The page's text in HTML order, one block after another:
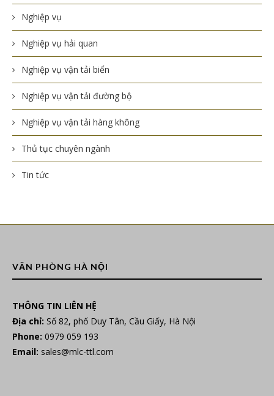
Nghiệp vụ
Nghiệp vụ hải quan
Nghiệp vụ vận tải biển
Nghiệp vụ vận tải đường bộ
Nghiệp vụ vận tải hàng không
Thủ tục chuyên ngành
Tin tức
VĂN PHÒNG HÀ NỘI
THÔNG TIN LIÊN HỆ
Địa chỉ: Số 82, phố Duy Tân, Cầu Giấy, Hà Nội
Phone: 0979 059 193
Email: sales@mlc-ttl.com